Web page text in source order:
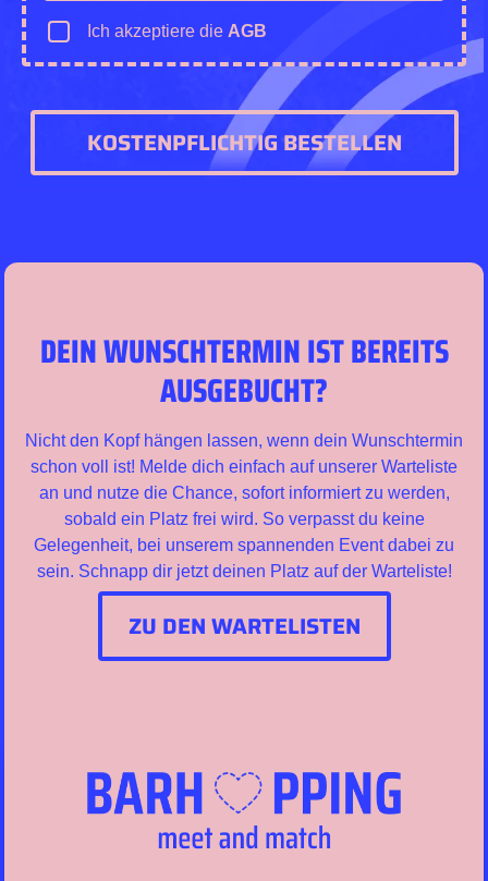
Ich akzeptiere die AGB
KOSTENPFLICHTIG BESTELLEN
DEIN WUNSCHTERMIN IST BEREITS
AUSGEBUCHT?
Nicht den Kopf hängen lassen, wenn dein Wunschtermin
schon voll ist! Melde dich einfach auf unserer Warteliste
an und nutze die Chance, sofort informiert zu werden,
sobald ein Platz frei wird. So verpasst du keine
Gelegenheit, bei unserem spannenden Event dabei zu
sein. Schnapp dir jetzt deinen Platz auf der Warteliste!
ZU DEN WARTELISTEN